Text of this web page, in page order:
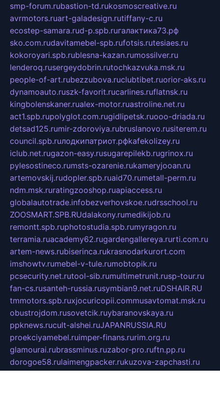
smp-forum.rubastion-td.rukosmoscreative.ru
avrmotors.ruart-galadesign.rutiffany-c.ru
ecostep-samara.rud-p.spb.ruгалактика73.рф
sko.com.rudavitamebel-spb.rufotsis.rutesiaes.ru
kokoroyari.spb.rublesna-kazan.rumossilver.ru
lenderoq.rusergeydobrin.rutochkazvuka.msk.ru
people-of-art.rubezzubova.ruclubtibet.ruorior-aks.ru
dynamoauto.ruszk-favorit.rucarlines.ruflatnsk.ru
kingbolenskaner.rualex-motor.ruastroline.net.ru
act1.spb.rupolyglot.com.rugidlipetsk.ruooo-driada.ru
detsad125.rumir-zdoroviya.rubruslanovo.rusiterem.ru
council.spb.ruлодкипатриот.рфkafekolizey.ru
iclub.net.rugazon-easy.rusugarepilekb.rugrinox.ru
pylesostineco.rumsts-ozarenie.rukameryjooan.ru
artemovskij.rudopler.spb.ruaid70.rumetall-perm.ru
ndm.msk.ruratingzooshop.ruapiaccess.ru
globalautotrade.infobezverhovskoe.rudrsschool.ru
ZOOSMART.SPB.RUdalakony.rumedikijob.ru
remontt.spb.ruphotostudia.spb.rumyragon.ru
terramia.ruacademy62.rugardengallereya.rurti.com.ru
artem-news.rubiserinca.rukrasnodarkurort.com
imshowtv.rumebel-v-tule.rumobtopik.ru
pcsecurity.net.rutool-sib.rumultimetrunit.rusp-tour.ru
fan-cs.rusanteh-russia.rusymbian9.net.ruDSHAIR.RU
tmmotors.spb.ruxjocuricopii.commusavtomat.msk.ru
obustrojdom.rusovetcik.ruybaranovskaya.ru
ppknews.rucult-alshei.ruJAPANRUSSIA.RU
proekciyamebel.ruimper-finans.rurim.org.ru
glamourai.rubrassminus.ruzabor-pro.ruftn.pp.ru
dorogoe58.rulaimengpacker.rukuzova-zapchasti.ru
sageerp.rutaxodrom.rudsrazvitie.ruhardcity.net.ru